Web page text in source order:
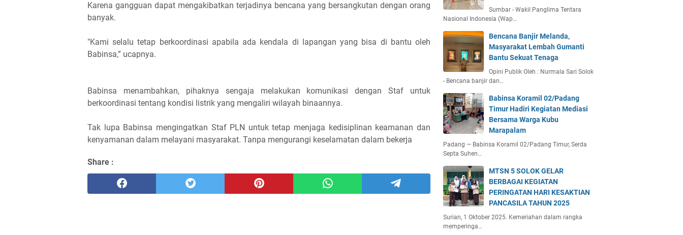
Karena gangguan dapat mengakibatkan terjadinya bencana yang bersangkutan dengan orang
banyak.
"Kami selalu tetap berkoordinasi apabila ada kendala di lapangan yang bisa di bantu oleh
Babinsa,” ucapnya.
Babinsa menambahkan, pihaknya sengaja melakukan komunikasi dengan Staf untuk
berkoordinasi tentang kondisi listrik yang mengaliri wilayah binaannya.
Tak lupa Babinsa mengingatkan Staf PLN untuk tetap menjaga kedisiplinan keamanan dan
kenyamanan dalam melayani masyarakat. Tanpa mengurangi keselamatan dalam bekerja
Share :
Sumbar - Wakil Panglima Tentara
Nasional Indonesia (Wap…
Bencana Banjir Melanda,
Masyarakat Lembah Gumanti
Bantu Sekuat Tenaga
Opini Publik Oleh : Nurmala Sari Solok
- Bencana banjir dan…
Babinsa Koramil 02/Padang
Timur Hadiri Kegiatan Mediasi
Bersama Warga Kubu
Marapalam
Padang — Babinsa Koramil 02/Padang Timur, Serda
Septa Suhen…
MTSN 5 SOLOK GELAR
BERBAGAI KEGIATAN
PERINGATAN HARI KESAKTIAN
PANCASILA TAHUN 2025
Surian, 1 Oktober 2025. Kemeriahan dalam rangka
memperinga…